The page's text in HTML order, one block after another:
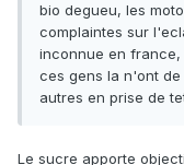
bio degueu, les
complaintes sur
inconnue en
ces gens la n'ont
autres en prise de
Le sucre apporte